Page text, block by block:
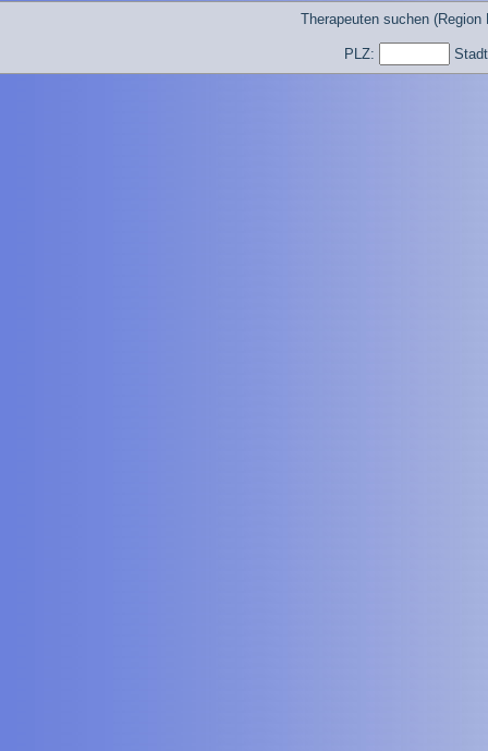
Therapeuten suchen
PLZ: